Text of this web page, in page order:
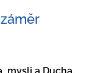
mysli a Ducha.